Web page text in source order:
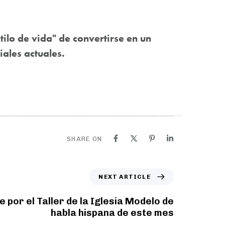
de vida" de convertirse en un
actuales.
SHARE ON
NEXT ARTICLE
por el Taller de la Iglesia Modelo de
habla hispana de este mes